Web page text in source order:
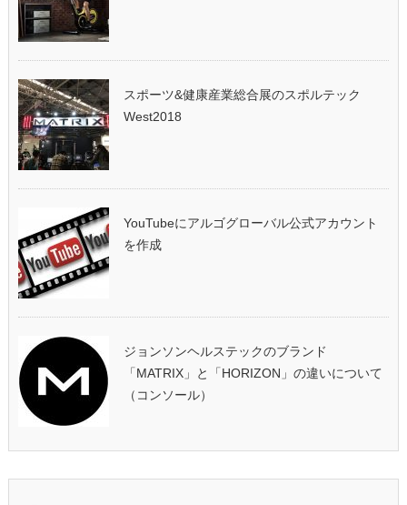
スポーツ&健康産業総合展のスポルテック
West2018
YouTubeにアルゴグローバル公式アカウント
を作成
ジョンソンヘルステックのブランド
「MATRIX」と「HORIZON」の違いについて
（コンソール）